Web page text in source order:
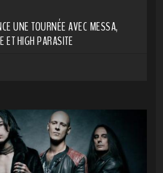
UNE TOURNÉE AVEC MESSA,
ET HIGH PARASITE